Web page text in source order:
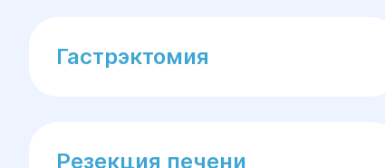
Гастрэктомия
Резекция печени